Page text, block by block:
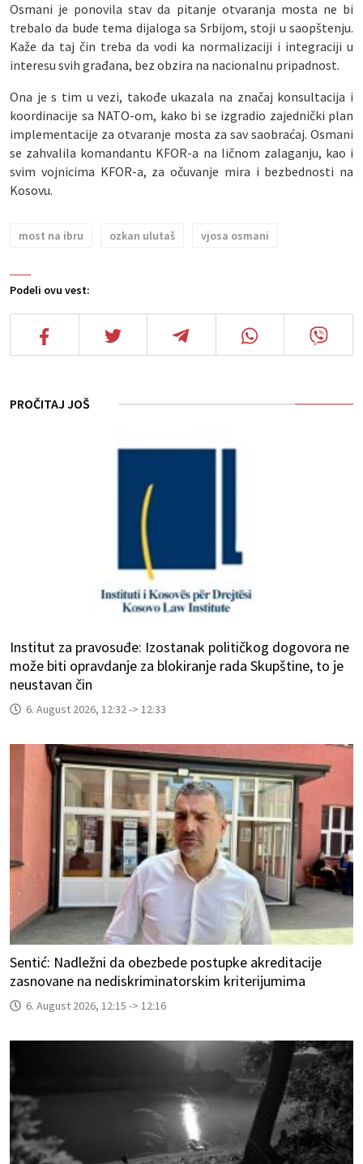
Podeli ovu vest:
Osmani je ponovila stav da pitanje otvaranja mosta ne bi
trebalo da bude tema dijaloga sa Srbijom, stoji u saopštenju.
Kaže da taj čin treba da vodi ka normalizaciji i integraciji u
interesu svih građana, bez obzira na nacionalnu pripadnost.
Ona je s tim u vezi, takođe ukazala na značaj konsultacija i
koordinacije sa NATO-om, kako bi se izgradio zajednički plan
implementacije za otvaranje mosta za sav saobraćaj. Osmani
se zahvalila komandantu KFOR-a na ličnom zalaganju, kao i
svim vojnicima KFOR-a, za očuvanje mira i bezbednosti na
Kosovu.
most na ibru ozkan ulutaš vjosa osmani
PROČITAJ JOŠ
Institut za pravosuđe: Izostanak političkog dogovora ne
može biti opravdanje za blokiranje rada Skupštine, to je
neustavan čin
6. August 2026, 12:32 -> 12:33
Sentić: Nadležni da obezbede postupke akreditacije
zasnovane na nediskriminatorskim kriterijumima
6. August 2026, 12:15 -> 12:16